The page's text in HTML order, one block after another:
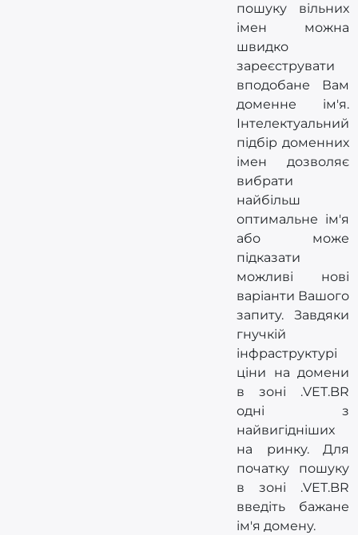
пошуку вільних
імен можна
швидко
зареєструвати
вподобане Вам
доменне ім'я.
Інтелектуальний
підбір доменних
імен дозволяє
вибрати
найбільш
оптимальне ім'я
або може
підказати
можливі нові
варіанти Вашого
запиту. Завдяки
гнучкій
інфраструктурі
ціни на домени
в зоні .VET.BR
одні з
найвигідніших
на ринку. Для
початку пошуку
в зоні .VET.BR
введіть бажане
ім'я домену.